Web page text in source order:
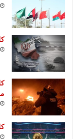
كلمة
كلمة